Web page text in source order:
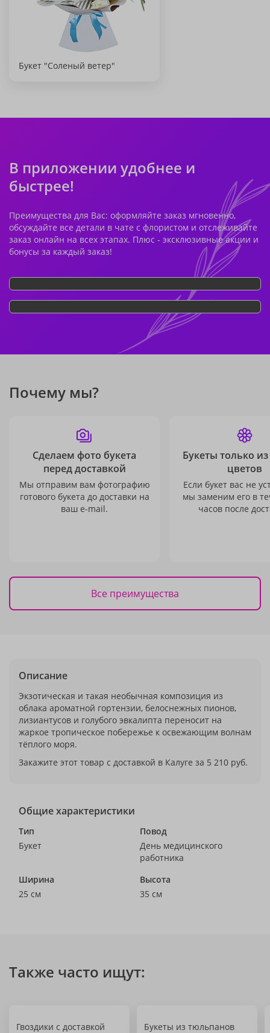
Букет "Соленый ветер"
В приложении удобнее и
быстрее!
Преимущества для Вас: оформляйте заказ мгновенно,
обсуждайте все детали в чате с флористом и отслеживайте
заказ онлайн на всех этапах. Плюс - эксклюзивные акции и
бонусы за каждый заказ!
Почему мы?
Сделаем фото букета
перед доставкой
Мы отправим вам фотографию
готового букета до доставки на
ваш e-mail.
Букеты только
цветов
Если букет вас не
мы заменим его в
часов после
Все преимущества
Описание
Экзотическая и такая необычная композиция из
облака ароматной гортензии, белоснежных пионов,
лизиантусов и голубого эвкалипта переносит на
жаркое тропическое побережье к освежающим волнам
тёплого моря.
Закажите этот товар с доставкой в Калуге за 5 210 руб.
Общие характеристики
Тип
Букет
Повод
День медицинского
работника
Ширина
25 см
Высота
35 см
Также часто ищут:
Гвоздики с доставкой Букеты из тюльпанов